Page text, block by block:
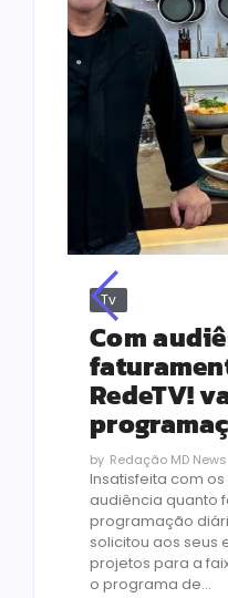
Tv
Com
RedeTV!
by Redação MD News
Insatisfeita com
audiência quanto
programação
solicitou aos seus
projetos para a
o programa de...